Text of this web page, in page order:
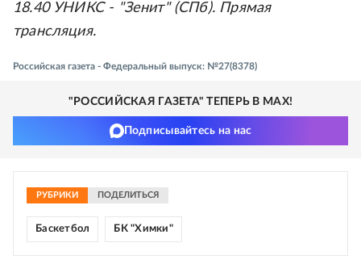
18.40 УНИКС - "Зенит" (СПб). Прямая
трансляция.
Российская газета - Федеральный выпуск: №27(8378)
"РОССИЙСКАЯ ГАЗЕТА" ТЕПЕРЬ В MAX!
Подписывайтесь на нас
РУБРИКИ ПОДЕЛИТЬСЯ
Баскетбол БК "Химки"